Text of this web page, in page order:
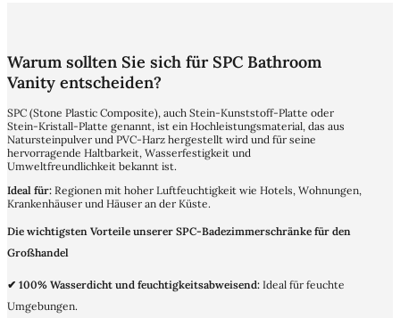
Warum sollten Sie sich für SPC Bathroom
Vanity entscheiden?
SPC (Stone Plastic Composite), auch Stein-Kunststoff-Platte oder
Stein-Kristall-Platte genannt, ist ein Hochleistungsmaterial, das aus
Natursteinpulver und PVC-Harz hergestellt wird und für seine
hervorragende Haltbarkeit, Wasserfestigkeit und
Umweltfreundlichkeit bekannt ist.
Ideal für: Regionen mit hoher Luftfeuchtigkeit wie Hotels, Wohnungen,
Krankenhäuser und Häuser an der Küste.
Die wichtigsten Vorteile unserer SPC-Badezimmerschränke für den
Großhandel
✔ 100% Wasserdicht und feuchtigkeitsabweisend: Ideal für feuchte
Umgebungen.